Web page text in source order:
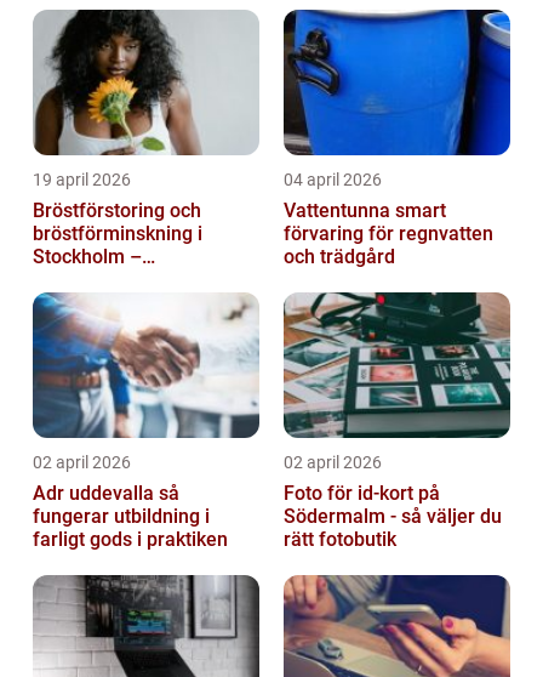
19 april 2026
Bröstförstoring och
bröstförminskning i
Stockholm –
04 april 2026
Vattentunna smart
förvaring för regnvatten
och trädgård
02 april 2026
Adr uddevalla så
fungerar utbildning i
farligt gods i praktiken
02 april 2026
Foto för id-kort på
Södermalm - så väljer du
rätt fotobutik